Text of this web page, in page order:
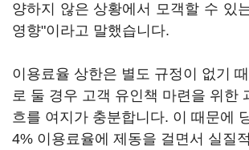
양하지 않은 상황에서 모객할 수 있
영향"이라고 말했습니다.
이용료율 상한은 별도 규정이 없기
로 둘 경우 고객 유인책 마련을 위한
흐를 여지가 충분합니다. 이 때문에
4% 이용료율에 제동을 걸면서 실질